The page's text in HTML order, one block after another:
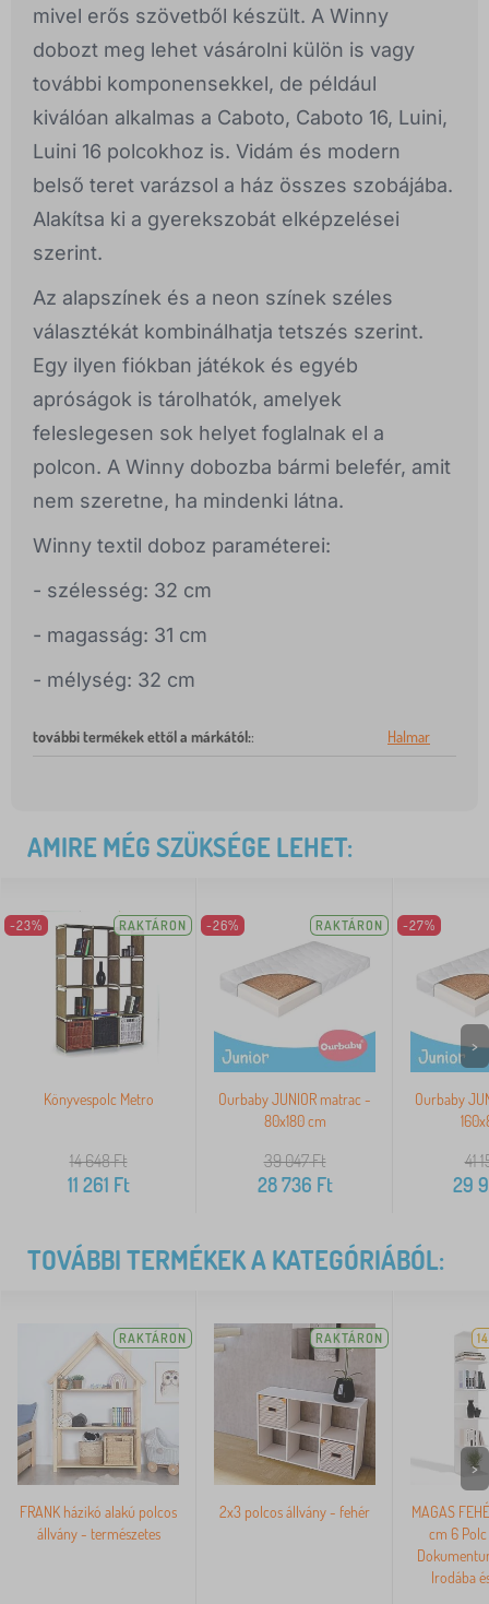
mivel erős szövetből készült. A Winny
dobozt meg lehet vásárolni külön is vagy
további komponensekkel, de például
kiválóan alkalmas a Caboto, Caboto 16, Luini,
Luini 16 polcokhoz is. Vidám és modern
belső teret varázsol a ház összes szobájába.
Alakítsa ki a gyerekszobát elképzelései
szerint.
Az alapszínek és a neon színek széles
választékát kombinálhatja tetszés szerint.
Egy ilyen fiókban játékok és egyéb
apróságok is tárolhatók, amelyek
feleslegesen sok helyet foglalnak el a
polcon. A Winny dobozba bármi belefér, amit
nem szeretne, ha mindenki látna.
Winny textil doboz paraméterei:
- szélesség: 32 cm
- magasság: 31 cm
- mélység: 32 cm
további termékek ettől a márkától:: Halmar
AMIRE MÉG SZÜKSÉGE LEHET:
-23% RAKTÁRON
Könyvespolc Metro
14 648Ft
11 261 Ft
-26% RAKTÁRON
Ourbaby JUNIOR matrac -
80x180 cm
39 047Ft
28 736 Ft
-27%
Ourbaby
41
29
>
TOVÁBBI TERMÉKEK A KATEGÓRIÁBÓL:
RAKTÁRON
FRANK házikó alakú polcos
állvány - természetes
RAKTÁRON
2x3 polcos állvány - fehér
MAGAS
cm 6 Polc
Irodába
>